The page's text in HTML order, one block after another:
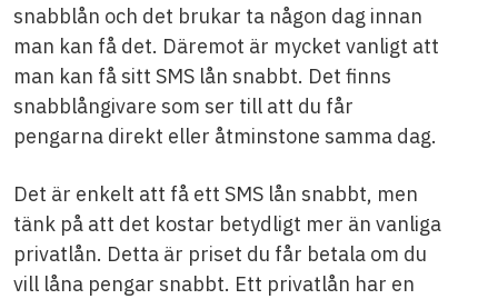
snabblån och det brukar ta någon dag innan
man kan få det. Däremot är mycket vanligt att
man kan få sitt SMS lån snabbt. Det finns
snabblångivare som ser till att du får
pengarna direkt eller åtminstone samma dag.
Det är enkelt att få ett SMS lån snabbt, men
tänk på att det kostar betydligt mer än vanliga
privatlån. Detta är priset du får betala om du
vill låna pengar snabbt. Ett privatlån har en